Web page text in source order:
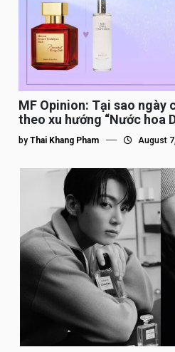
MF Opinion: Tại sao ngày
theo xu hướng “Nước hoa
by Thai Khang Pham August